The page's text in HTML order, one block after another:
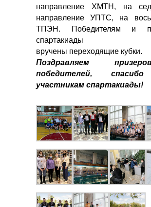
направление ХМТН, на
направление УПТС, на
ТПЭН. Победителям и
спартакиады
вручены переходящие кубки.
Поздравляем
победителей,
участникам спартакиады!